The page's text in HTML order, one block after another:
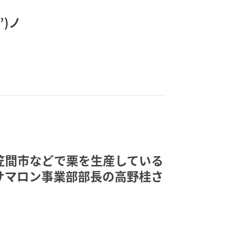
ノ
市などで栗を生産している
ロン事業部部長の高野桂さ